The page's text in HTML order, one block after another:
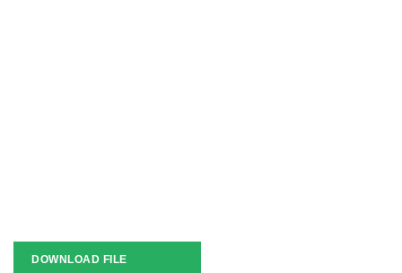
DOWNLOAD FILE